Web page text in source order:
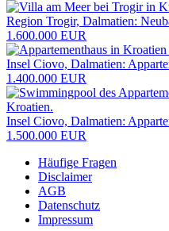
Region Trogir, Dalmatien:
1.600.000 EUR
Insel Ciovo, Dalmatien:
1.400.000 EUR
Insel Ciovo, Dalmatien:
1.500.000 EUR
Häufige Fragen
Disclaimer
AGB
Datenschutz
Impressum